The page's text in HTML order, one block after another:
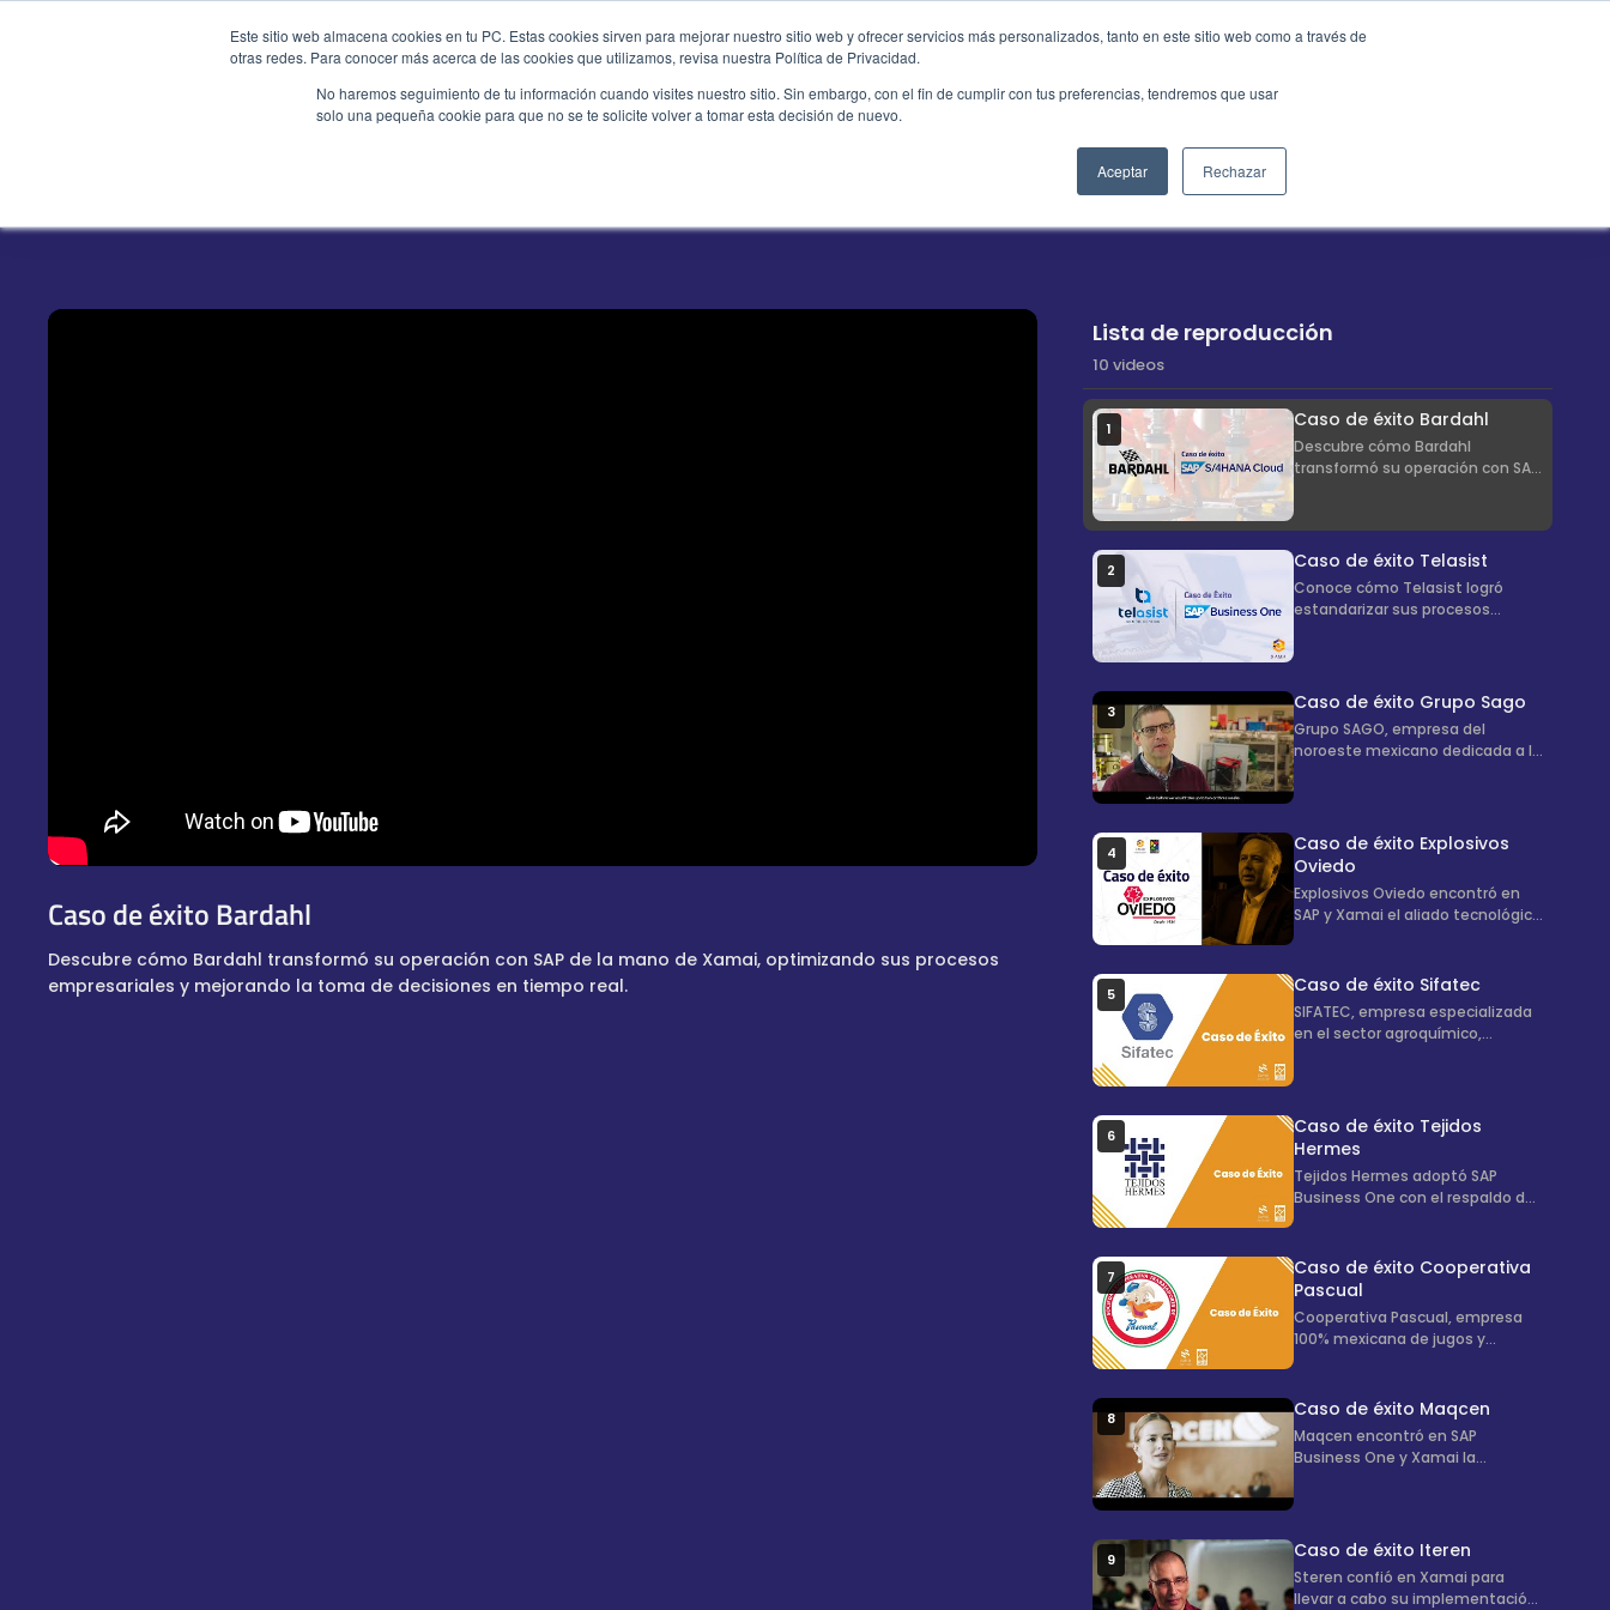
Este sitio web almacena cookies en tu PC. Estas cookies sirven para mejorar nuestro sitio web y ofrecer servicios más personalizados, tanto en este sitio web como a través de
otras redes. Para conocer más acerca de las cookies que utilizamos, revisa nuestra Política de Privacidad.
No haremos seguimiento de tu información cuando visites nuestro sitio. Sin embargo, con el fin de cumplir con tus preferencias, tendremos que usar
solo una pequeña cookie para que no se te solicite volver a tomar esta decisión de nuevo.
Aceptar Rechazar
Productos Servicios Casos de Éxito Industrias
Cotiza ahora
Caso de éxito Bardahl
Descubre cómo Bardahl transformó su operación con SAP de la mano de Xamai, optimizando sus procesos
empresariales y mejorando la toma de decisiones en tiempo real.
Lista de reproducción
10 videos
1 Caso de éxito Bardahl
Descubre cómo Bardahl
transformó su operación con SAP
optimizando sus procesos
empresariales y mejorando la
toma de decisiones en tiempo
2 Caso de éxito Telasist
Conoce cómo Telasist logró
estandarizar sus procesos
implementando SAP con Xamai,
una sola plataforma.
3 Caso de éxito Grupo Sago
Grupo SAGO, empresa del
noroeste mexicano dedicada a la
producción y distribución, realizó
un upgrade de ECC a S/4HANA
rapidez, fluidez en la atención a
clientes y mejor manejo de
4
Caso de éxito Explosivos
Oviedo
Explosivos Oviedo encontró en
SAP y Xamai el aliado tecnológico
para modernizar su gestión,
obteniendo visibilidad en tiempo
5 Caso de éxito Sifatec
SIFATEC, empresa especializada
en el sector agroquímico,
con Xamai para impulsar su
sus objetivos y satisfacer mejor
las necesidades de sus clientes.
6
Caso de éxito Tejidos
Hermes
Tejidos Hermes adoptó SAP
Business One con el respaldo de
Xamai para mejorar el control de
producción, inventarios y
finanzas en un solo sistema.
7
Caso de éxito Cooperativa
Pascual
Cooperativa Pascual, empresa
100% mexicana de jugos y
refrescos, migró a SAP S/4HANA
la gestión del cambio e
implementaron módulos de
producción, ventas, inventarios y
finanzas para ser más
competitivos.
8 Caso de éxito Maqcen
Maqcen encontró en SAP
Business One y Xamai la
optimizar sus procesos de
operativa y visibilidad en cada
9 Caso de éxito Iteren
Steren confió en Xamai para
llevar a cabo su implementación